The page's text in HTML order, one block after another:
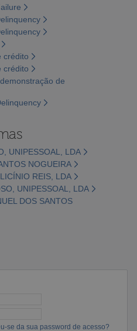
crédito
crédito
de
UNIPESSOAL, LDA
NOGUEIRA
REIS, LDA
UNIPESSOAL, LDA
DOS SANTOS
se da sua password de acesso?